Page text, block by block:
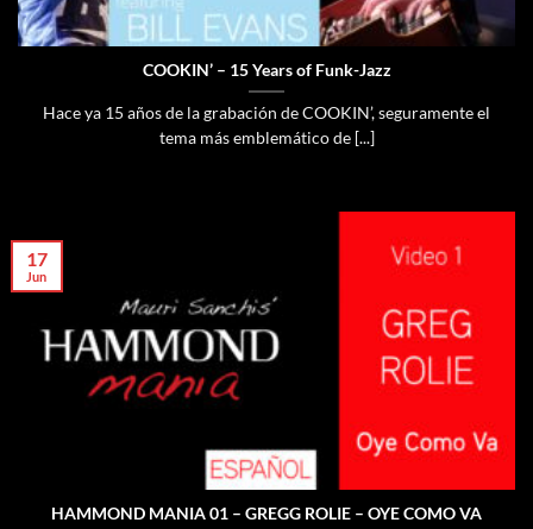
COOKIN’ – 15 Years of Funk-Jazz
Hace ya 15 años de la grabación de COOKIN’, seguramente el
tema más emblemático de [...]
HAMMOND MANIA 01 – GREGG ROLIE – OYE COMO VA
17
Jun